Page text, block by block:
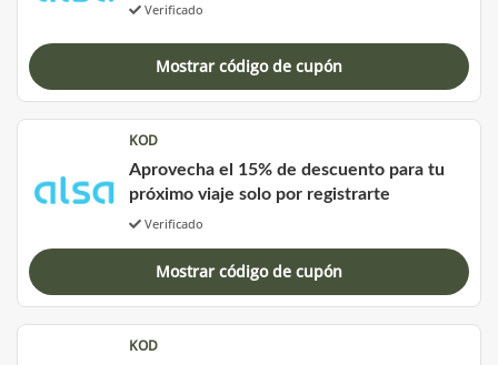
Verificado
Mostrar código de cupón
KOD
Aprovecha el 15% de descuento para tu
próximo viaje solo por registrarte
Verificado
Mostrar código de cupón
KOD